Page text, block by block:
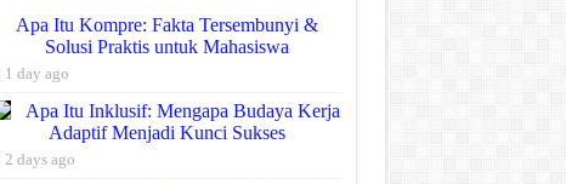
Apa Itu Kompre: Fakta Tersembunyi &
Solusi Praktis untuk Mahasiswa
1 day ago
Apa Itu Inklusif: Mengapa Budaya Kerja
Adaptif Menjadi Kunci Sukses
2 days ago